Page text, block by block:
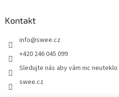
Kontakt
info@swee.cz
+420 246 045 099
Sledujte nás aby vám nic neuteklo
swee.cz